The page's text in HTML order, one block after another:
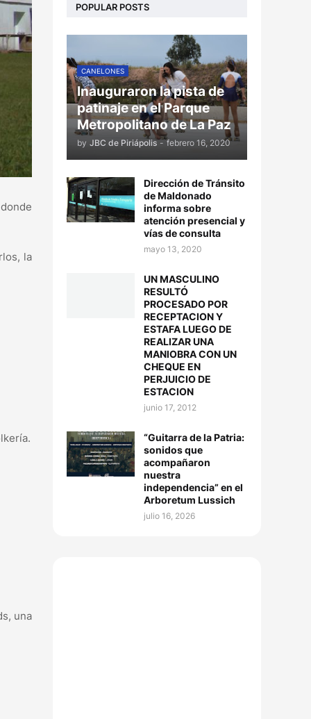
la
una
POPULAR POSTS
CANELONES
Inauguraron la pista de
patinaje en el Parque
Metropolitano de La Paz
by JBC de Piriápolis - febrero 16, 2020
Dirección de Tránsito
de Maldonado
informa sobre
atención presencial y
vías de consulta
mayo 13, 2020
UN MASCULINO
RESULTÓ
PROCESADO POR
RECEPTACION Y
ESTAFA LUEGO DE
REALIZAR UNA
MANIOBRA CON UN
CHEQUE EN
PERJUICIO DE
ESTACION
junio 17, 2012
“Guitarra de la Patria:
sonidos que
acompañaron
nuestra
independencia” en el
Arboretum Lussich
julio 16, 2026